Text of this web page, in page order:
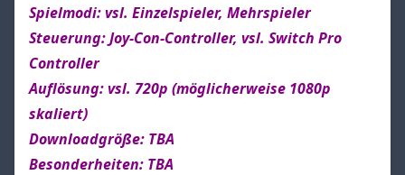
Spielmodi: vsl. Einzelspieler, Mehrspieler
Steuerung: Joy-Con-Controller, vsl. Switch Pro
Controller
Auflösung: vsl. 720p (möglicherweise 1080p
skaliert)
Downloadgröße: TBA
Besonderheiten: TBA